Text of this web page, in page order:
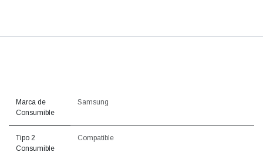
Marca de
Consumible
Samsung
Tipo 2
Consumible
Compatible